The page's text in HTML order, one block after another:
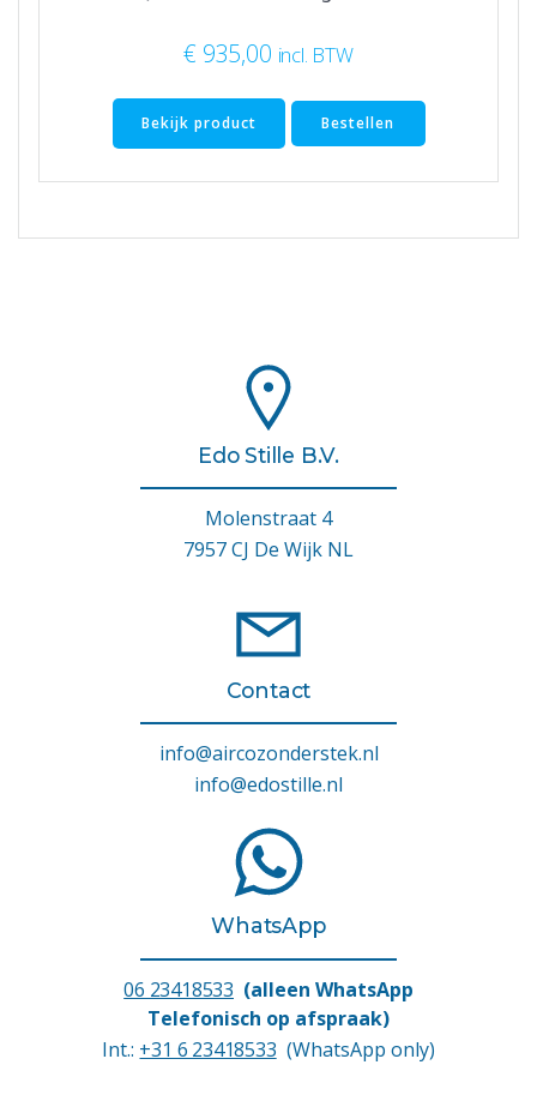
€ 935,00 incl. BTW
Bekijk product Bestellen
Edo Stille B.V.
Molenstraat 4
7957 CJ De Wijk NL
Contact
info@aircozonderstek.nl
info@edostille.nl
WhatsApp
06 23418533 (alleen WhatsApp
Telefonisch op afspraak)
Int.: +31 6 23418533 (WhatsApp only)